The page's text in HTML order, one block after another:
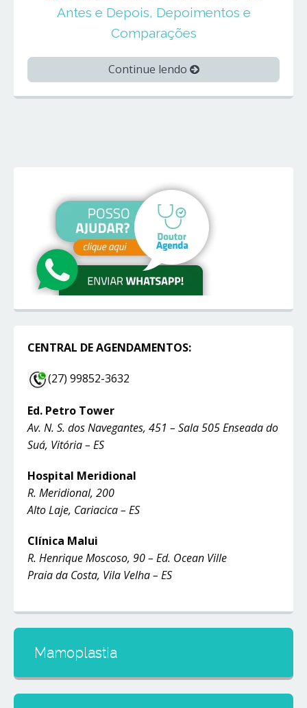
Antes e Depois, Depoimentos e
Comparações
Continue lendo
CENTRAL DE AGENDAMENTOS:
(27) 99852-3632
Ed. Petro Tower
Av. N. S. dos Navegantes, 451 – Sala 505 Enseada do
Suá, Vitória – ES
Hospital Meridional
R. Meridional, 200
Alto Laje, Cariacica – ES
Clínica Malui
R. Henrique Moscoso, 90 – Ed. Ocean Ville
Praia da Costa, Vila Velha – ES
Mamoplastia